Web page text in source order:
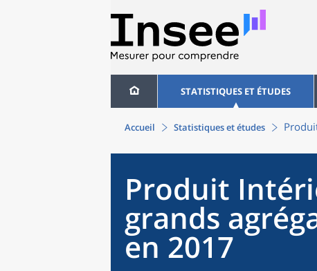
STATISTIQUES ET ÉTUDES
Accueil Statistiques et études
Produit
grands
en 2017